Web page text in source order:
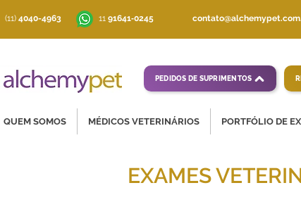
(11) 4040-4963 ‪11 91641‑0245
PEDIDOS DE SUPRIMENTOS
QUEM SOMOS MÉDICOS VETERINÁRIOS PORTFÓLIO DE
EXAMES